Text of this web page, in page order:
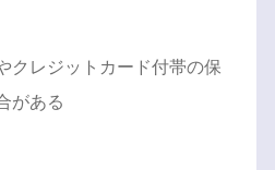
クレジットカード付帯の保
がある